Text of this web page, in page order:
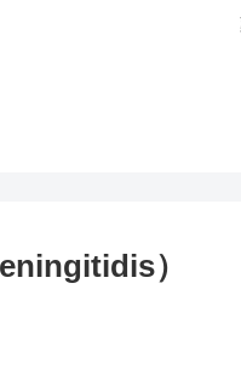
）